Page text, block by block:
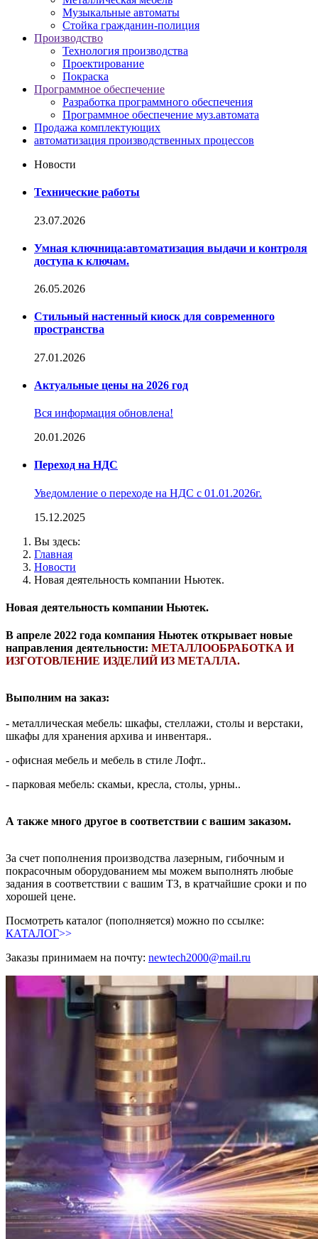
Музыкальные автоматы
Стойка гражданин-полиция
Производство
Технология производства
Проектирование
Покраска
Программное обеспечение
Разработка программного обеспечения
Программное обеспечение муз.автомата
Продажа комплектующих
автоматизация производственных процессов
Новости
Технические работы
23.07.2026
Умная ключница:автоматизация выдачи и контроля
доступа к ключам.
26.05.2026
Стильный настенный киоск для современного
пространства
27.01.2026
Актуальные цены на 2026 год
Вся информация обновлена!
20.01.2026
Переход на НДС
Уведомление о переходе на НДС с 01.01.2026г.
15.12.2025
Вы здесь:
Главная
Новости
Новая деятельность компании Ньютек.
Новая деятельность компании Ньютек.
В апреле 2022 года компания Ньютек открывает новые
направления деятельности: МЕТАЛЛООБРАБОТКА И
ИЗГОТОВЛЕНИЕ ИЗДЕЛИЙ ИЗ МЕТАЛЛА.
Выполним на заказ:
- металлическая мебель: шкафы, стеллажи, столы и верстаки,
шкафы для хранения архива и инвентаря..
- офисная мебель и мебель в стиле Лофт..
- парковая мебель: скамьи, кресла, столы, урны..
А также много другое в соответствии с вашим заказом.
За счет пополнения производства лазерным, гибочным и
покрасочным оборудованием мы можем выполнять любые
задания в соответствии с вашим ТЗ, в кратчайшие сроки и по
хорошей цене.
Посмотреть каталог (пополняется) можно по ссылке:
КАТАЛОГ>>
Заказы принимаем на почту: newtech2000@mail.ru